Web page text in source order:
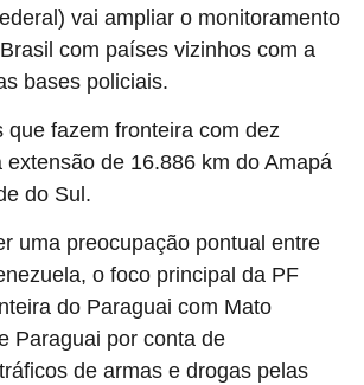
vai ampliar o monitoramento
com países vizinhos com a
bases policiais.
que fazem fronteira com dez
extensão de 16.886 km do Amapá
do Sul.
uma preocupação pontual entre
o foco principal da PF
do Paraguai com Mato
Paraguai por conta de
de armas e drogas pelas